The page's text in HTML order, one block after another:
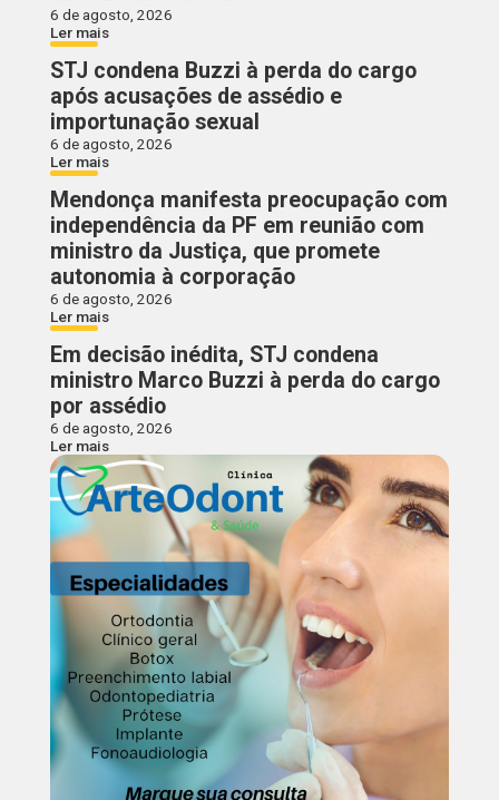
6 de agosto, 2026
Ler mais
STJ condena Buzzi à perda do cargo
após acusações de assédio e
importunação sexual
6 de agosto, 2026
Ler mais
Mendonça manifesta preocupação com
independência da PF em reunião com
ministro da Justiça, que promete
autonomia à corporação
6 de agosto, 2026
Ler mais
Em decisão inédita, STJ condena
ministro Marco Buzzi à perda do cargo
por assédio
6 de agosto, 2026
Ler mais